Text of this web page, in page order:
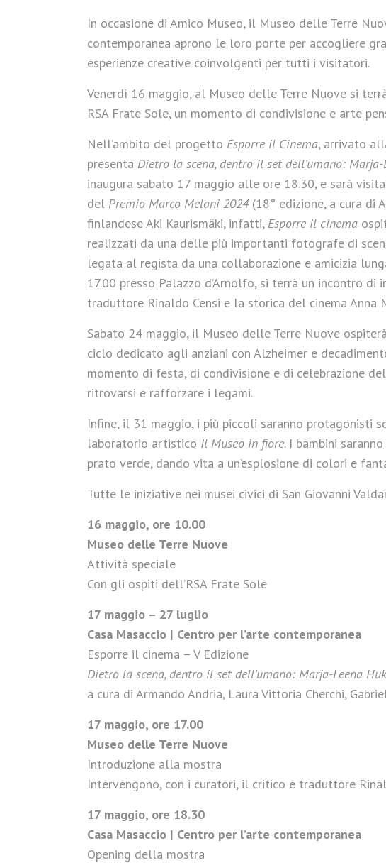
In occasione di Amico Museo, il Museo delle Terre
contemporanea aprono le loro porte per accogliere
esperienze creative coinvolgenti per tutti i visitatori.
Venerdì 16 maggio, al Museo delle Terre Nuove si
RSA Frate Sole, un momento di condivisione e arte
Nell’ambito del progetto Esporre il Cinema, arrivato
presenta Dietro la scena, dentro il set dell’umano:
inaugura sabato 17 maggio alle ore 18.30, e sarà
del Premio Marco Melani 2024(18° edizione, a cura di
finlandese Aki Kaurismäki, infatti, Esporre il cinema
realizzati da una delle più importanti fotografe di
legata al regista da una collaborazione e amicizia
17.00 presso Palazzo d’Arnolfo, si terrà un incontro
traduttore Rinaldo Censi e la storica del cinema Anna
Sabato 24 maggio, il Museo delle Terre Nuove
ciclo dedicato agli anziani con Alzheimer e
momento di festa, di condivisione e di celebrazione
ritrovarsi e rafforzare i legami.
Infine, il 31 maggio, i più piccoli saranno protagonisti
laboratorio artistico Il Museo in fiore. I bambini
prato verde, dando vita a un’esplosione di colori e
Tutte le iniziative nei musei civici di San Giovanni
16 maggio, ore 10.00
Museo delle Terre Nuove
Attività speciale
Con gli ospiti dell’RSA Frate Sole
17 maggio – 27 luglio
Casa Masaccio | Centro per l’arte contemporanea
Esporre il cinema – V Edizione
Dietro la scena, dentro il set dell’umano: Marja-Leena
a cura di Armando Andria, Laura Vittoria Cherchi,
17 maggio, ore 17.00
Museo delle Terre Nuove
Introduzione alla mostra
Intervengono, con i curatori, il critico e traduttore
17 maggio, ore 18.30
Casa Masaccio | Centro per l’arte contemporanea
Opening della mostra